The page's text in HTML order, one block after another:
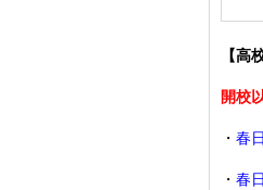
【高
開校
・ 春
・ 春